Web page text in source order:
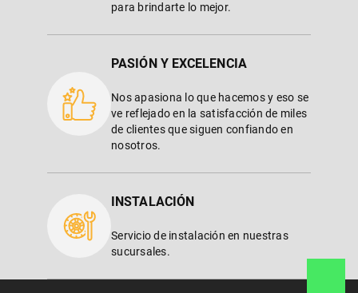
para brindarte lo mejor.
PASIÓN Y EXCELENCIA
Nos apasiona lo que hacemos y eso se
ve reflejado en la satisfacción de miles
de clientes que siguen confiando en
nosotros.
INSTALACIÓN
Servicio de instalación en nuestras
sucursales.